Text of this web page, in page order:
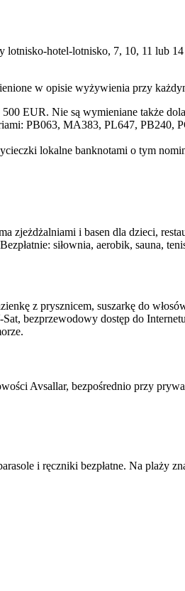
lotnisko-hotel-lotnisko, 7, 10, 11 lub
w opisie wyżywienia przy
EUR. Nie są wymieniane także
PB063, MA383, PL647,
lokalne banknotami o tym
zjeżdżalniami i basen dla dzieci,
siłownia, aerobik, sauna,
z prysznicem, suszarkę do
bezprzewodowy dostęp do
Avsallar, bezpośrednio przy
i ręczniki bezpłatne. Na plaży